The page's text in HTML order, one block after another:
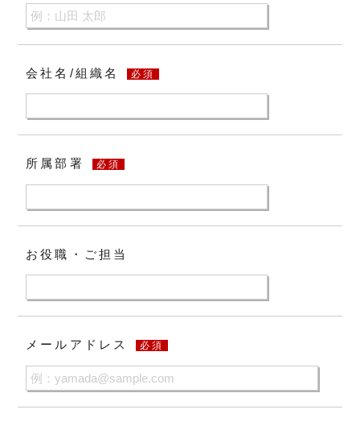
会社名/組織名 必須
所属部署 必須
お役職・ご担当
メールアドレス 必須